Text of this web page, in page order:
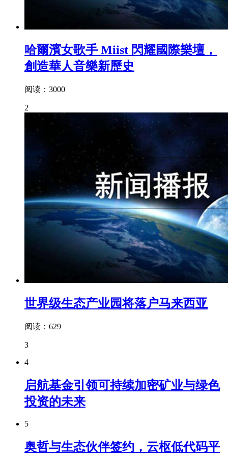
哈爾濱女歌手 Miist 閃耀國際樂壇，
創造華人音樂新歷史
阅读：3000
2
世界级生态产业园将落户马来西亚
阅读：629
3
4
启航基金引领可持续加密矿业与绿色
投资的未来
5
奥哲与生态伙伴签约，云枢低代码平